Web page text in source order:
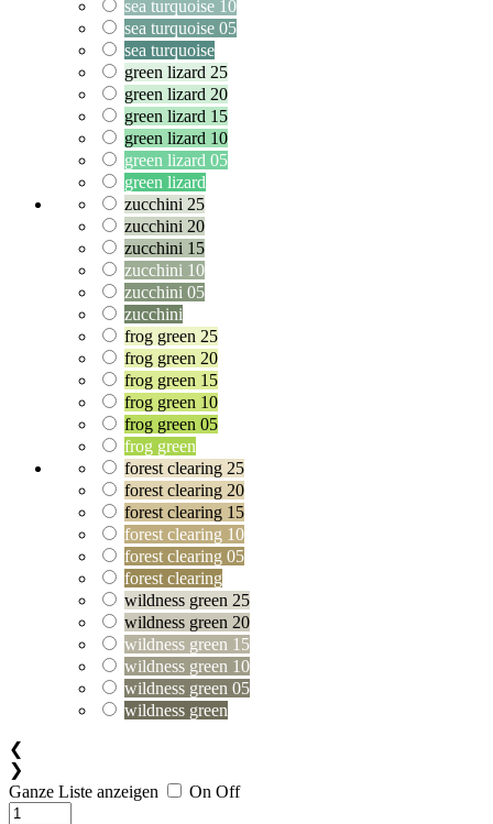
sea turquoise 10
sea turquoise 05
sea turquoise
green lizard 25
green lizard 20
green lizard 15
green lizard 10
green lizard 05
green lizard
zucchini 25
zucchini 20
zucchini 15
zucchini 10
zucchini 05
zucchini
frog green 25
frog green 20
frog green 15
frog green 10
frog green 05
frog green
forest clearing 25
forest clearing 20
forest clearing 15
forest clearing 10
forest clearing 05
forest clearing
wildness green 25
wildness green 20
wildness green 15
wildness green 10
wildness green 05
wildness green
❮
❯
Ganze Liste anzeigen
On Off